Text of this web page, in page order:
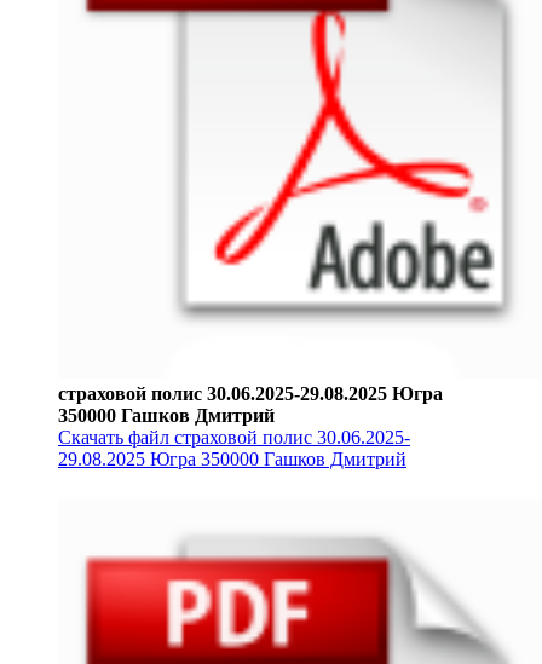
страховой полис 30.06.2025-29.08.2025 Югра
350000 Гашков Дмитрий
Скачать файл страховой полис 30.06.2025-
29.08.2025 Югра 350000 Гашков Дмитрий